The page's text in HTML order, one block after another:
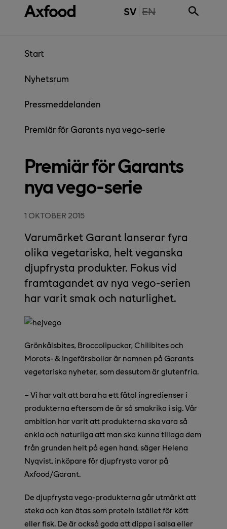
Gå direkt till innehåll SV THE PAGE IS NOT
EN
Start
Nyhetsrum
Pressmeddelanden
Premiär för Garants nya vego-serie
Premiär för Garants
nya vego-serie
1 OKTOBER 2015
Varumärket Garant lanserar fyra
olika vegetariska, helt veganska
djupfrysta produkter. Fokus vid
framtagandet av nya vego-serien
har varit smak och naturlighet.
Grönkålsbites, Broccolipuckar, Chilibites och
Morots- & Ingefärsbollar är namnen på Garants
vegetariska nyheter, som dessutom är glutenfria.
–Vi har valt att bara ha ett fåtal ingredienser i
produkterna eftersom de är så smakrika i sig. Vår
ambition har varit att produkterna ska vara så
enkla och naturliga att man ska kunna tillaga dem
från grunden helt på egen hand, säger Helena
Nyqvist, inköpare för djupfrysta varor på
Axfood/Garant.
De djupfrysta vego-produkterna går utmärkt att
steka och kan ätas som protein istället för kött
eller fisk. De är också goda att dippa i salsa eller